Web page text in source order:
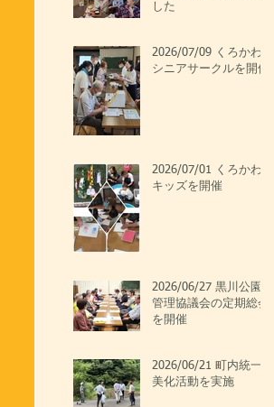
した
2026/07/09 くろかわ
シニアサークルを開催
2026/07/01 くろかわ
キッズを開催
2026/06/27 黒川公園
管理協議会の定期総会
を開催
2026/06/21 町内統一
美化活動を実施